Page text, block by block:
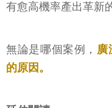
有愈高機率產出革新
無論是哪個案例， 廣
的原因。